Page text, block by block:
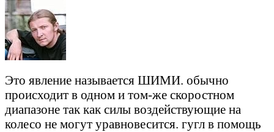
Это явление называется ШИМИ. обычно
происходит в одном и том-же скоростном
диапазоне так как силы воздействующие на
колесо не могут уравновесится. гугл в помощь